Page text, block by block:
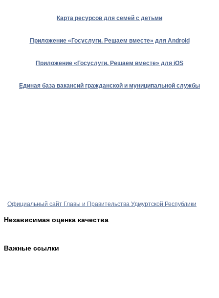
Карта ресурсов для семей с детьми
Приложение «Госуслуги. Решаем вместе» для Android
Приложение «Госуслуги. Решаем вместе» для iOS
Единая база вакансий гражданской и муниципальной службы
Официальный сайт Главы и Правительства Удмуртской Республики
Независимая оценка качества
Важные ссылки